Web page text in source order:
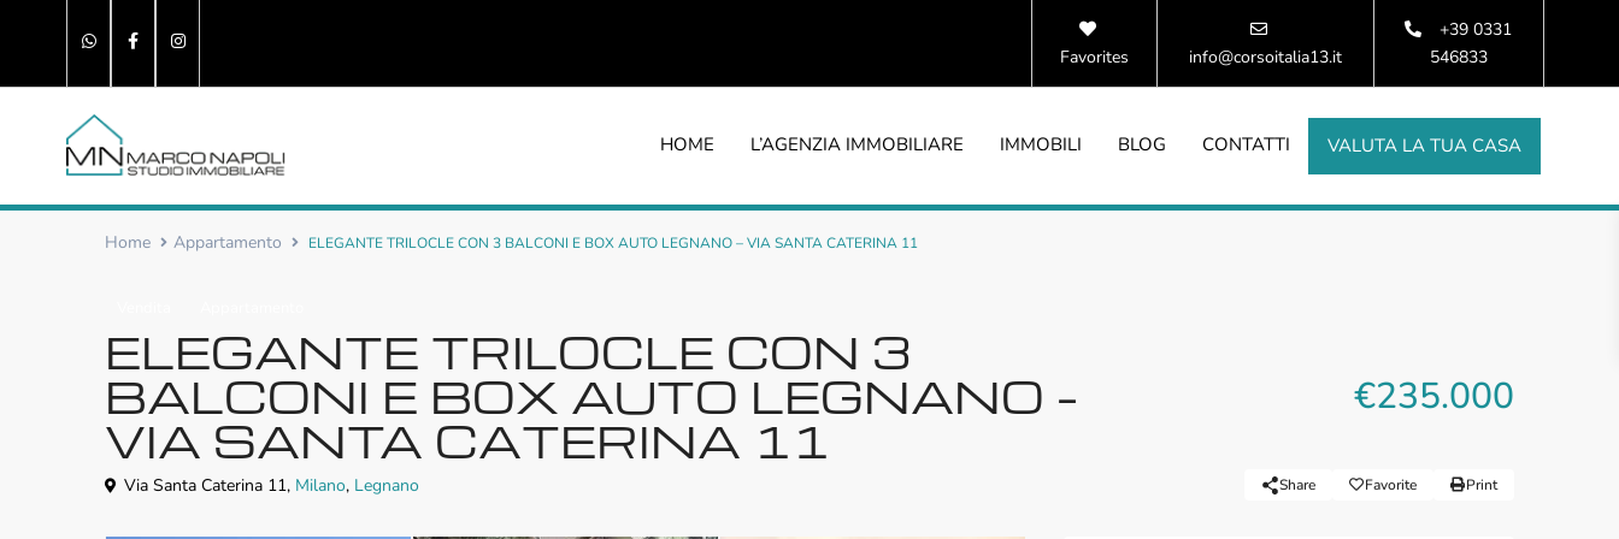
Favorites info@corsoitalia13.it
+39 0331
546833
HOME L’AGENZIA IMMOBILIARE IMMOBILI BLOG CONTATTI VALUTA LA TUA CASA
Home Appartamento ELEGANTE TRILOCLE CON 3 BALCONI E BOX AUTO LEGNANO – VIA SANTA CATERINA 11
ELEGANTE TRILOCLE CON 3
BALCONI E BOX AUTO LEGNANO –
VIA SANTA CATERINA 11
€235.000
Via Santa Caterina 11, Milano, Legnano Share Favorite Print